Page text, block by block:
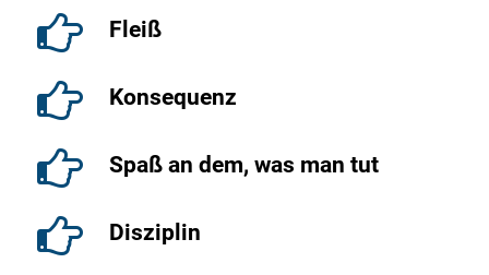
Fleiß
Konsequenz
Spaß an dem, was man tut
Disziplin